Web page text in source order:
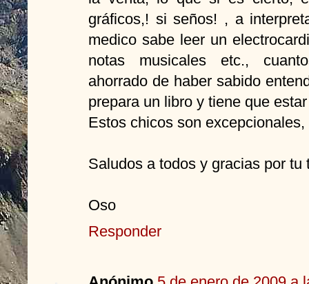
gráficos,! si seños! , a
medico sabe leer un
notas musicales etc.,
ahorrado de haber sabido
prepara un libro y tiene que
Estos chicos son
Saludos a todos y gracias por tu
Oso
Responder